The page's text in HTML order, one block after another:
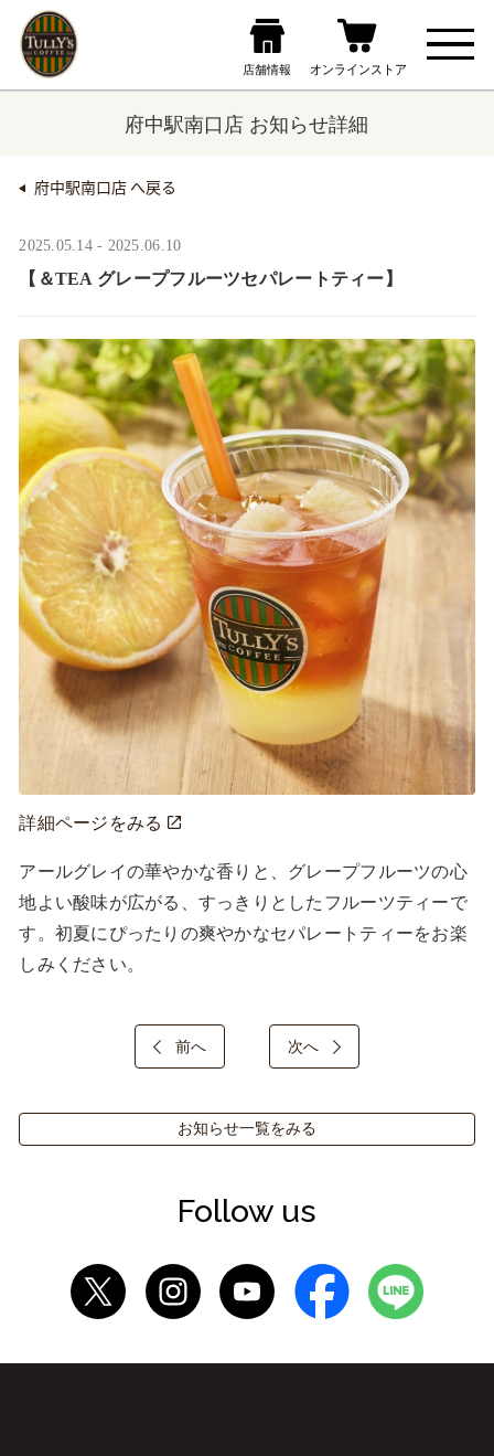
府中駅南口店 お知らせ詳細
府中駅南口店 へ戻る
2025.05.14 - 2025.06.10
【＆TEA グレープフルーツセパレートティー】
詳細ページをみる
アールグレイの華やかな香りと、グレープフルーツの心
地よい酸味が広がる、すっきりとしたフルーツティーで
す。初夏にぴったりの爽やかなセパレートティーをお楽
しみください。
前へ 次へ
お知らせ一覧をみる
Follow us